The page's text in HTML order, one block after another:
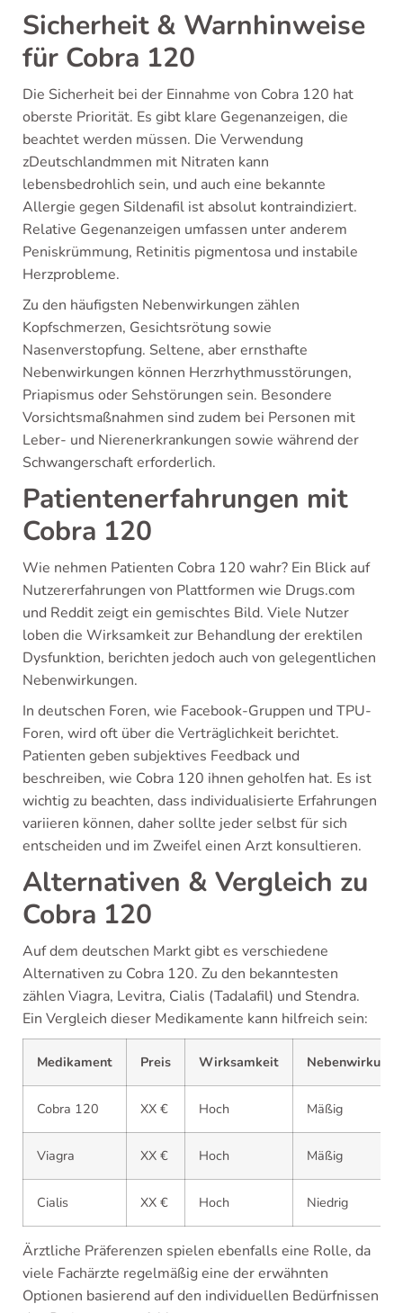
Sicherheit & Warnhinweise
für Cobra 120
Die Sicherheit bei der Einnahme von Cobra 120 hat
oberste Priorität. Es gibt klare Gegenanzeigen, die
beachtet werden müssen. Die Verwendung
zDeutschlandmmen mit Nitraten kann
lebensbedrohlich sein, und auch eine bekannte
Allergie gegen Sildenafil ist absolut kontraindiziert.
Relative Gegenanzeigen umfassen unter anderem
Peniskrümmung, Retinitis pigmentosa und instabile
Herzprobleme.
Zu den häufigsten Nebenwirkungen zählen
Kopfschmerzen, Gesichtsrötung sowie
Nasenverstopfung. Seltene, aber ernsthafte
Nebenwirkungen können Herzrhythmusstörungen,
Priapismus oder Sehstörungen sein. Besondere
Vorsichtsmaßnahmen sind zudem bei Personen mit
Leber- und Nierenerkrankungen sowie während der
Schwangerschaft erforderlich.
Patientenerfahrungen mit
Cobra 120
Wie nehmen Patienten Cobra 120 wahr? Ein Blick auf
Nutzererfahrungen von Plattformen wie Drugs.com
und Reddit zeigt ein gemischtes Bild. Viele Nutzer
loben die Wirksamkeit zur Behandlung der erektilen
Dysfunktion, berichten jedoch auch von gelegentlichen
Nebenwirkungen.
In deutschen Foren, wie Facebook-Gruppen und TPU-
Foren, wird oft über die Verträglichkeit berichtet.
Patienten geben subjektives Feedback und
beschreiben, wie Cobra 120 ihnen geholfen hat. Es ist
wichtig zu beachten, dass individualisierte Erfahrungen
variieren können, daher sollte jeder selbst für sich
entscheiden und im Zweifel einen Arzt konsultieren.
Alternativen & Vergleich zu
Cobra 120
Auf dem deutschen Markt gibt es verschiedene
Alternativen zu Cobra 120. Zu den bekanntesten
zählen Viagra, Levitra, Cialis (Tadalafil) und Stendra.
Ein Vergleich dieser Medikamente kann hilfreich sein:
Medikament Preis Wirksamkeit
Cobra 120 XX € Hoch Mäßig
Viagra XX € Hoch Mäßig
Cialis XX € Hoch Niedrig
Ärztliche Präferenzen spielen ebenfalls eine Rolle, da
viele Fachärzte regelmäßig eine der erwähnten
Optionen basierend auf den individuellen Bedürfnissen